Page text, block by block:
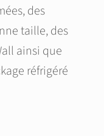
des
taille, des
ainsi que
réfrigéré